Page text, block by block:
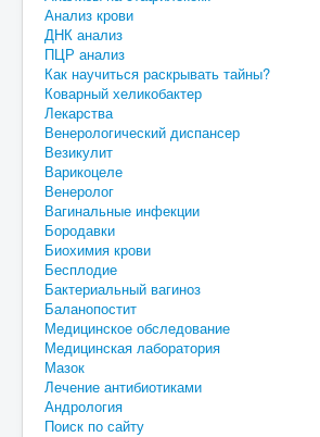
Анализ крови
ДНК анализ
ПЦР анализ
Как научиться раскрывать тайны?
Коварный хеликобактер
Лекарства
Венерологический диспансер
Везикулит
Варикоцеле
Венеролог
Вагинальные инфекции
Бородавки
Биохимия крови
Бесплодие
Бактериальный вагиноз
Баланопостит
Медицинское обследование
Медицинская лаборатория
Мазок
Лечение антибиотиками
Андрология
Поиск по сайту